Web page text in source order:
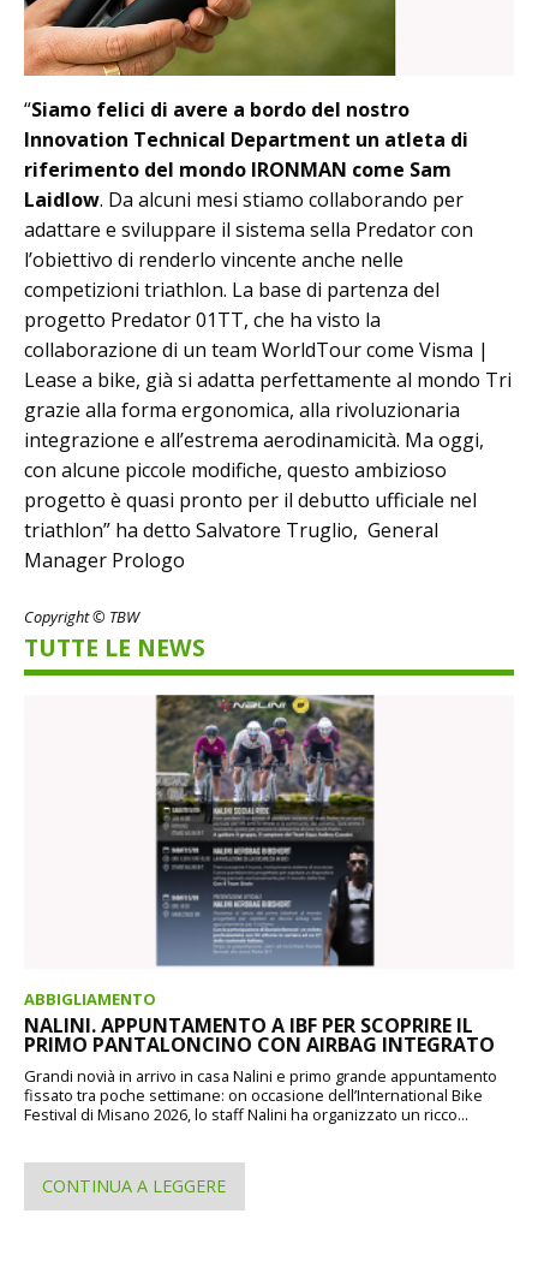
“Siamo felici di avere a bordo del nostro
Innovation Technical Department un atleta di
riferimento del mondo IRONMAN come Sam
Laidlow. Da alcuni mesi stiamo collaborando per
adattare e sviluppare il sistema sella Predator con
l’obiettivo di renderlo vincente anche nelle
competizioni triathlon. La base di partenza del
progetto Predator 01TT, che ha visto la
collaborazione di un team WorldTour come Visma |
Lease a bike, già si adatta perfettamente al mondo Tri
grazie alla forma ergonomica, alla rivoluzionaria
integrazione e all’estrema aerodinamicità. Ma oggi,
con alcune piccole modifiche, questo ambizioso
progetto è quasi pronto per il debutto ufficiale nel
triathlon” ha detto Salvatore Truglio, General
Manager Prologo
Copyright © TBW
TUTTE LE NEWS
ABBIGLIAMENTO
NALINI. APPUNTAMENTO A IBF PER SCOPRIRE IL
PRIMO PANTALONCINO CON AIRBAG INTEGRATO
Grandi novià in arrivo in casa Nalini e primo grande appuntamento
fissato tra poche settimane: on occasione dell’International Bike
Festival di Misano 2026, lo staff Nalini ha organizzato un ricco...
CONTINUA A LEGGERE